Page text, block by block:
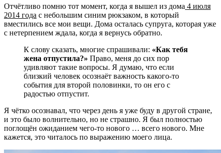
Отчётливо помню тот момент, когда я вышел из дома 4 июля
2014 года с небольшим синим рюкзаком, в который
вместились все мои вещи. Дома осталась супруга, которая уже
с нетерпением ждала, когда я вернусь обратно.
К слову сказать, многие спрашивали: «Как тебя
жена отпустила?» Право, меня до сих пор
удивляют такие вопросы. Я думаю, что если
близкий человек осознаёт важность какого-то
события для второй половинки, то он его с
радостью отпустит.
Я чётко осознавал, что через день я уже буду в другой стране,
и это было волнительно, но не страшно. Я был полностью
поглощён ожиданием чего-то нового … всего нового. Мне
кажется, это читалось по выражению моего лица.